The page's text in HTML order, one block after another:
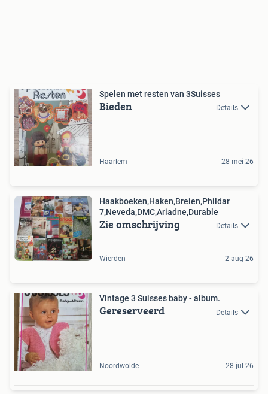
Spelen met resten van 3Suisses
Bieden Details
Haarlem 28 mei 26
Haakboeken,Haken,Breien,Phildar
7,Neveda,DMC,Ariadne,Durable
Zie omschrijving Details
Wierden 2 aug 26
Vintage 3 Suisses baby - album.
Gereserveerd Details
Noordwolde 28 jul 26